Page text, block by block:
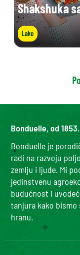
Shakshuka
Lako
Bonduelle, od 1853.
Bonduelle je
radi na razvoju
zemlju i ljude. Mi
jedinstvenu
budućnost i
tanjura kako
hranu.